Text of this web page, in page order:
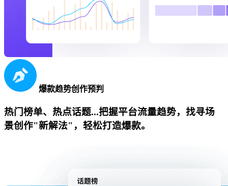
爆款趋势创作预判
热门榜单、热点话题...把握平台流量趋势，找寻场
景创作"新解法"，轻松打造爆款。